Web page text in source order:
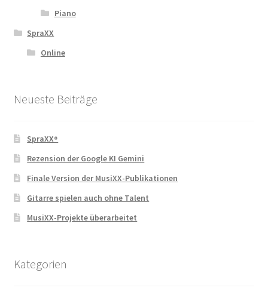
Piano
SpraXX
Online
Neueste Beiträge
SpraXX⁸
Rezension der Google KI Gemini
Finale Version der MusiXX-Publikationen
Gitarre spielen auch ohne Talent
MusiXX-Projekte überarbeitet
Kategorien